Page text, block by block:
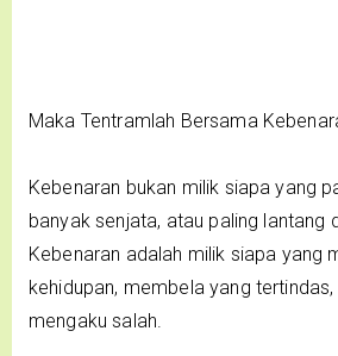
Maka Tentramlah Bersama
Kebenaran bukan milik siapa yang
banyak senjata, atau paling lantang
Kebenaran adalah milik siapa yang
kehidupan, membela yang
mengaku salah.